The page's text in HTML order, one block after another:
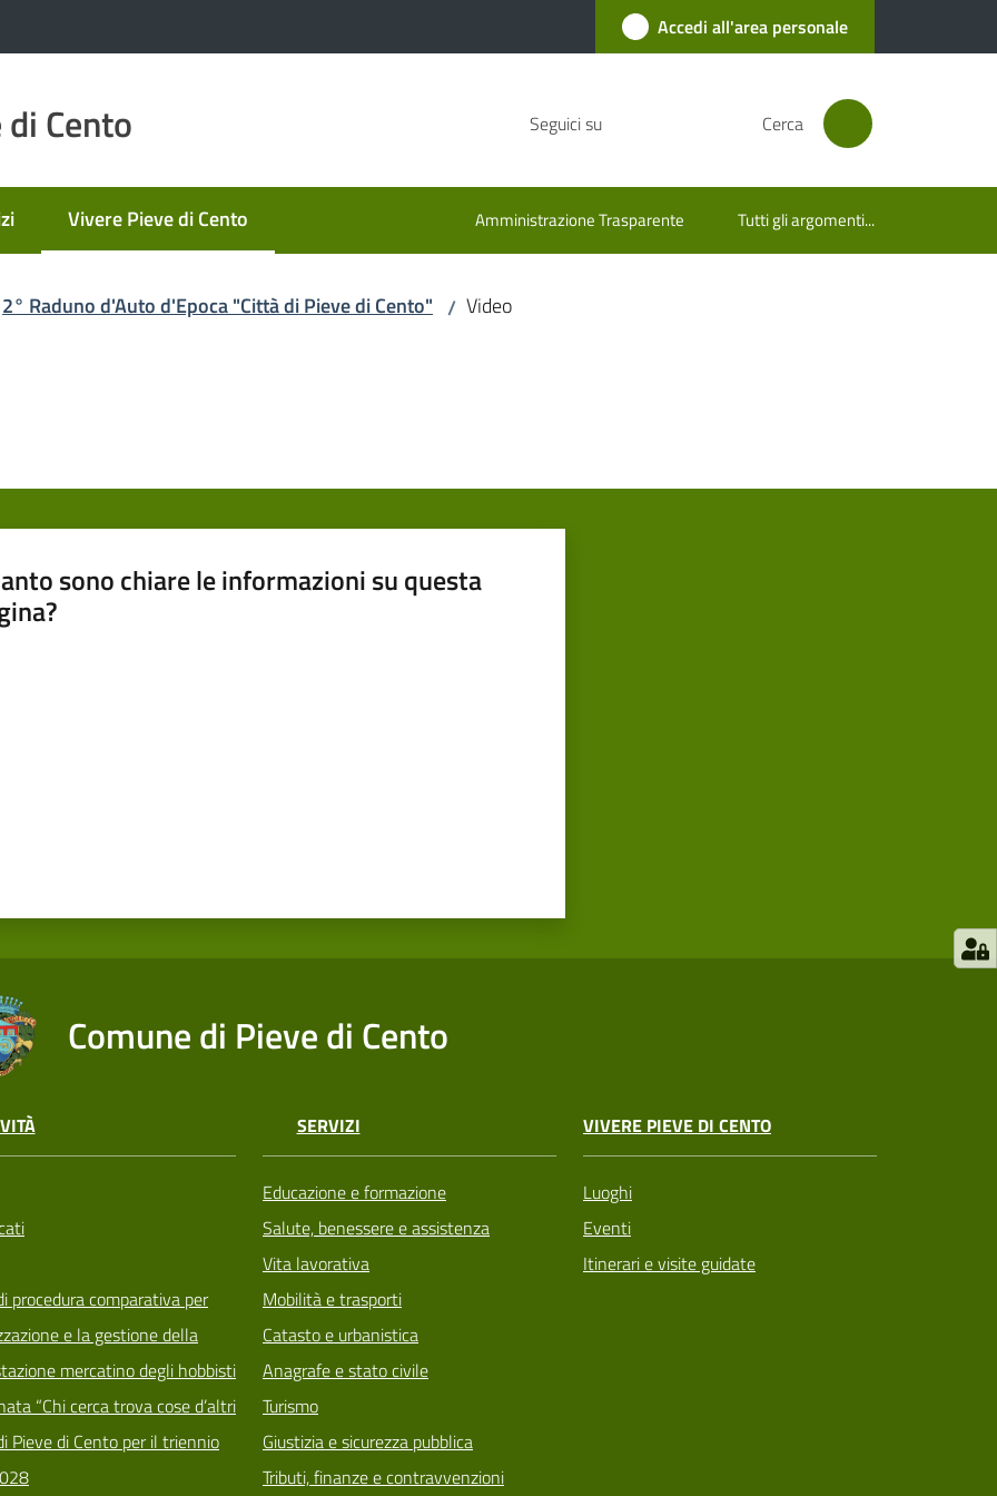
Accedi all'area personale
Cento Seguici su Cerca
Vivere Pieve di Cento
Menu selezionato Amministrazione Trasparente Tutti gli argomenti...
2° Raduno d'Auto d'Epoca "Città di Pieve di Cento" / Video
sono chiare le informazioni su questa
Comune di Pieve di Cento
procedura comparativa per
e la gestione della
mercatino degli hobbisti
“Chi cerca trova cose d’altri
Pieve di Cento per il triennio
SERVIZI
Educazione e formazione
Salute, benessere e assistenza
Vita lavorativa
Mobilità e trasporti
Catasto e urbanistica
Anagrafe e stato civile
Turismo
Giustizia e sicurezza pubblica
Tributi, finanze e contravvenzioni
VIVERE PIEVE DI CENTO
Luoghi
Eventi
Itinerari e visite guidate